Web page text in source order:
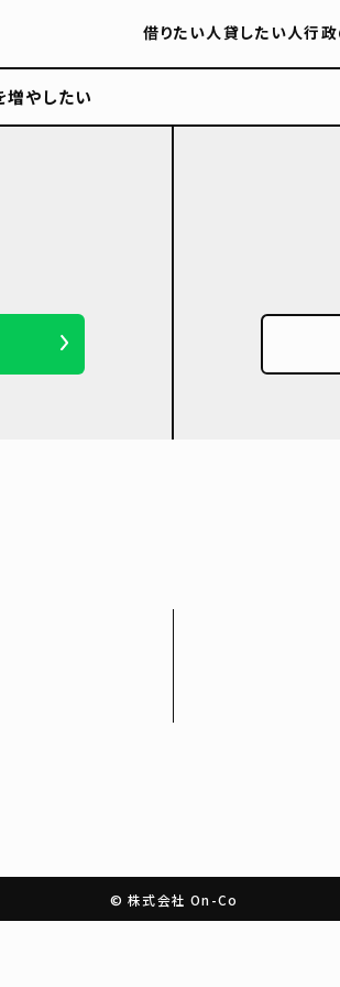
借りたい人貸したい人行
増やしたい
© 株式会社 On-Co